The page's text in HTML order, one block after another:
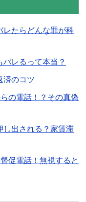
レたらどんな罪が科
レるって本当？
済のコツ
の電話！？その真偽
し出される？家賃滞
促電話！無視すると